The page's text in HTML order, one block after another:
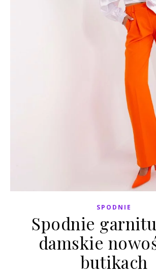
SPODNIE
Spodnie
damskie
butikach